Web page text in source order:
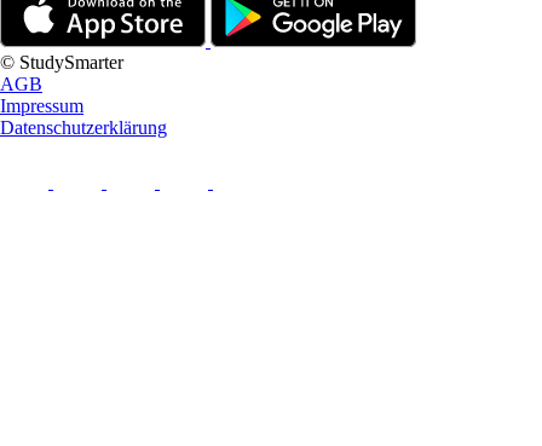
© StudySmarter
AGB
Impressum
Datenschutzerklärung